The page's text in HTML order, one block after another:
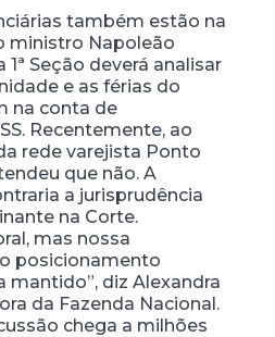
também estão na
ministro Napoleão
1ª Seção deverá analisar
e as férias do
na conta de
Recentemente, ao
rede varejista Ponto
que não. A
a jurisprudência
na Corte.
mas nossa
posicionamento
mantido”, diz Alexandra
da Fazenda Nacional.
chega a milhões